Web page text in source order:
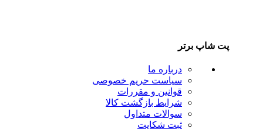
پت شاپ برتر
درباره ما
سیاست حریم خصوصی
قوانین و مقررات
شرایط بازگشت کالا
سوالات متداول
ثبت شکایت